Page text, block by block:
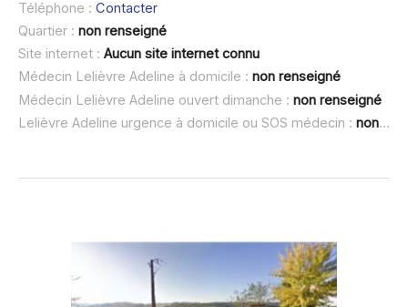
Téléphone : Contacter
Quartier : non renseigné
Site internet : Aucun site internet connu
Médecin Lelièvre Adeline à domicile : non renseigné
Médecin Lelièvre Adeline ouvert dimanche : non renseigné
Lelièvre Adeline urgence à domicile ou SOS médecin : non renseigné